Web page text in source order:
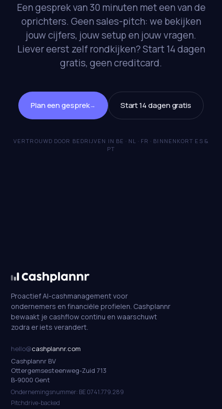
Een gesprek van 30 minuten met een van de
oprichters. Geen sales-pitch: we bekijken
jouw cijfers, jouw setup en jouw vragen.
Liever eerst zelf rondkijken? Start 14 dagen
gratis, geen creditcard.
Plan een gesprek→ Start 14 dagen gratis
VERTROUWD DOOR BEDRIJVEN IN BE · NL · FR · BINNENKORT ES &
PT
Proactief AI-cashmanagement voor
ondernemers en financiële profielen. Cashplannr
bewaakt je cashflow continu en waarschuwt
zodra er iets verandert.
hello@cashplannr.com
Cashplannr BV
Ottergemsesteenweg-Zuid 713
B-9000 Gent
Ondernemingsnummer: BE 0741.779.289
Pitchdrive-backed